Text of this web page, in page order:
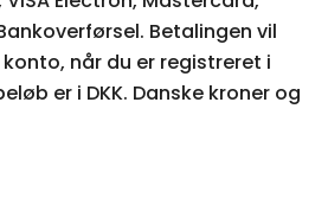
Betalingen vil
når du er registreret i
er i DKK. Danske kroner og